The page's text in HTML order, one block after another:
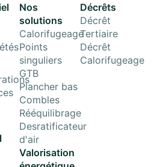
Nos
solutions
Calorifugeage
Points
singuliers
GTB
Plancher bas
Combles
Rééquilibrage
Desratificateur
d'air
Valorisation
Décrêts
Décrêt
Tertiaire
Décrêt
Calorifugeage